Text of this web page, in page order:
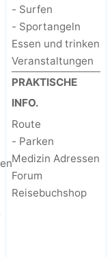
- Surfen
- Sportangeln
Essen und trinken
Veranstaltungen
PRAKTISCHE
INFO.
Route
- Parken
Medizin Adressen
Forum
Reisebuchshop